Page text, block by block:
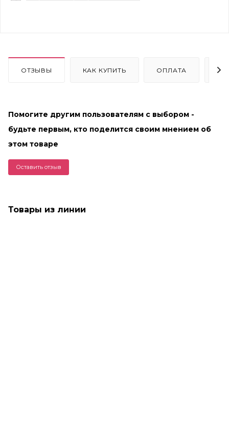
ОТЗЫВЫ КАК КУПИТЬ ОПЛАТА
Помогите другим пользователям с выбором -
будьте первым, кто поделится своим мнением об
этом товаре
Оставить отзыв
Товары из линии